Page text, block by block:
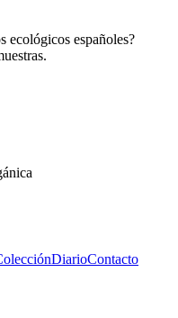
ecológicos españoles?
DiarioContacto